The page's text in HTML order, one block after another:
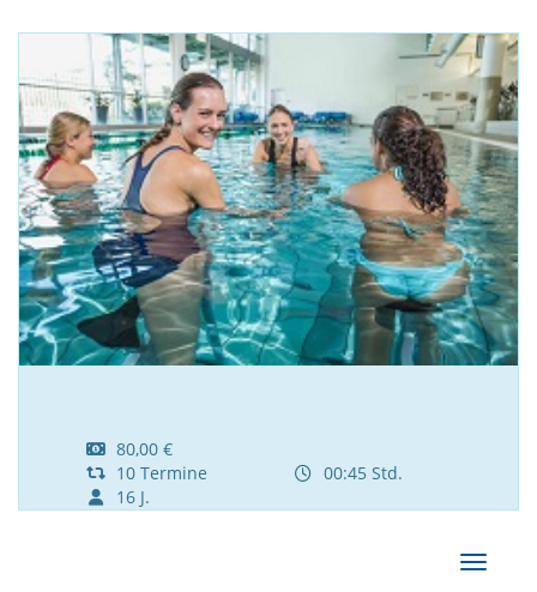
80,00 €
10 Termine
00:45 Std.
16 J.